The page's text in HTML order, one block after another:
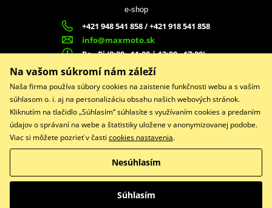
e-shop
+421 948 541 858 / +421 918 541 858
info@maxmoto.sk
Po - Pi (8:00 - 11:00 | 12:00 - 17:00)
MAX
MOTO s.r.o.
Slovenských dobrovoľníkov 1439
022 01 Čadca
Facebook
Copyright © 2026 www.maxmotoshop.sk
Všetky práva vyhradené
Prepnúť na klasickú verziu
Na vašom súkromí nám záleží
Naša firma používa súbory cookies na zaistenie funkčnosti webu a s vaším
súhlasom o. i. aj na personalizáciu obsahu našich webových stránok.
Kliknutím na tlačidlo „Súhlasím“ súhlasíte s využívaním cookies a predaním
údajov o správaní na webe a štatistiky uložene v anonymizovanej podobe.
Viac si môžete pozrieť v časti cookies nastavenia.
Nesúhlasím
Súhlasím